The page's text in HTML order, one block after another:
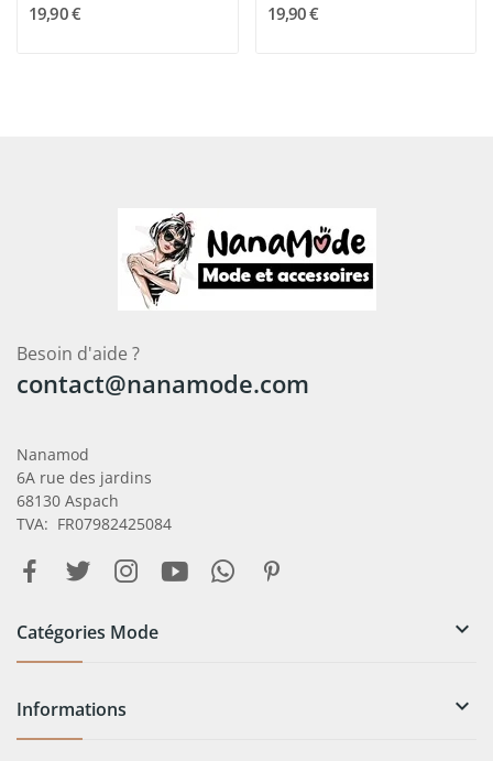
19,90 € 19,90 €
Besoin d'aide ?
contact@nanamode.com
Nanamod
6A rue des jardins
68130 Aspach
TVA: FR07982425084
Catégories Mode 
Informations 